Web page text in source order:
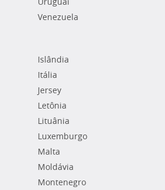
Venezuela
Islândia
Itália
Jersey
Letônia
Lituânia
Luxemburgo
Malta
Moldávia
Montenegro